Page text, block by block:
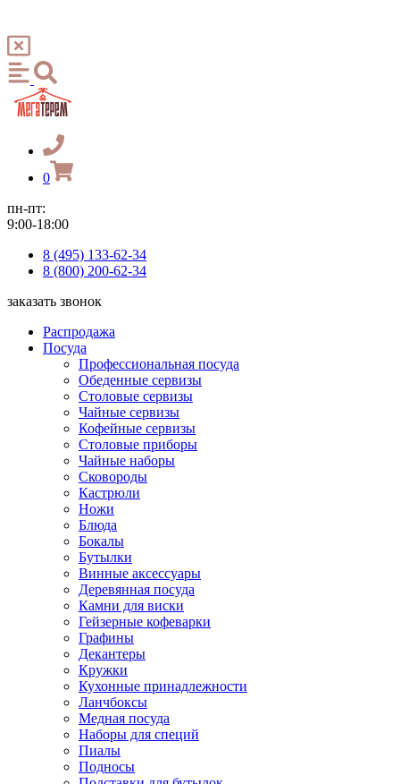
0
пн-пт:
9:00-18:00
8 (495) 133-62-34
8 (800) 200-62-34
заказать звонок
Распродажа
Посуда
Профессиональная посуда
Обеденные сервизы
Столовые сервизы
Чайные сервизы
Кофейные сервизы
Столовые приборы
Чайные наборы
Сковороды
Кастрюли
Ножи
Блюда
Бокалы
Бутылки
Винные аксессуары
Деревянная посуда
Камни для виски
Гейзерные кофеварки
Графины
Декантеры
Кружки
Кухонные принадлежности
Ланчбоксы
Медная посуда
Наборы для специй
Пиалы
Подносы